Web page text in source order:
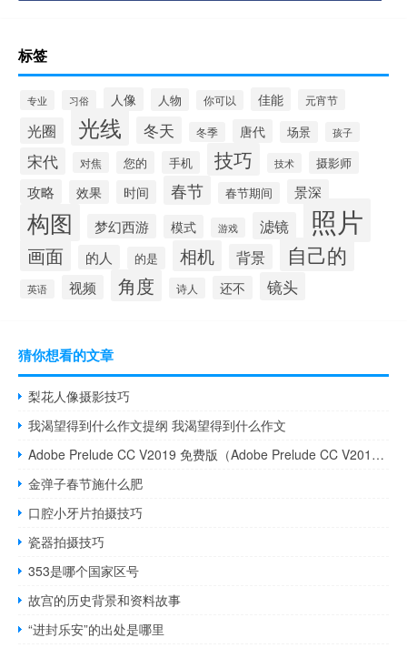
标签
专业 习俗 人像 人物 你可以 佳能 元宵节
光圈 光线 冬天 冬季 唐代 场景 孩子
宋代 对焦 您的 手机 技巧 技术 摄影师
攻略 效果 时间 春节 春节期间 景深
构图 梦幻西游 模式 游戏 滤镜 照片
画面 的人 的是 相机 背景 自己的
英语 视频 角度 诗人 还不 镜头
猜你想看的文章
梨花人像摄影技巧
我渴望得到什么作文提纲 我渴望得到什么作文
Adobe Prelude CC V2019 免费版（Adobe Prelude CC V2019 免费版功能简介）
金弹子春节施什么肥
口腔小牙片拍摄技巧
瓷器拍摄技巧
353是哪个国家区号
故宫的历史背景和资料故事
“进封乐安”的出处是哪里